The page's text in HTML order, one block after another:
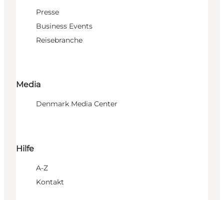
Presse
Business Events
Reisebranche
Media
Denmark Media Center
Hilfe
A-Z
Kontakt